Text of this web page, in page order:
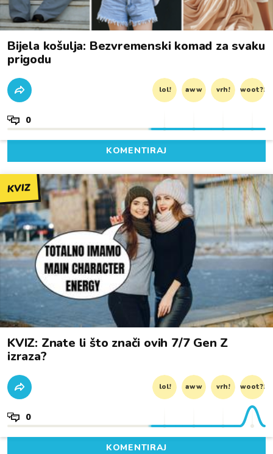
Bijela košulja: Bezvremenski komad za svaku
prigodu
lol! aww vrh! woot?!
0
KOMENTIRAJ
KVIZ
KVIZ: Znate li što znači ovih 7/7 Gen Z
izraza?
lol! aww vrh! woot?!
0
KOMENTIRAJ